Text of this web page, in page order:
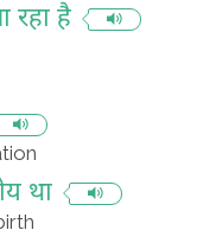
रहा है
था